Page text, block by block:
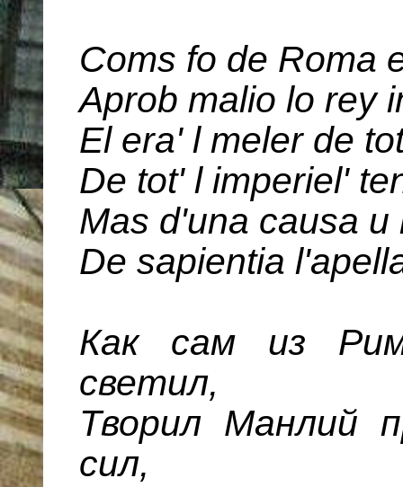
Coms fo de Rоma
Aprоb mаlio lo rеy
El еra' l mеler de
De tot' l impеriel'
Mas d'una cаusa
De sapiеntia
Как сам из
светил,
Творил Манлий
сил,